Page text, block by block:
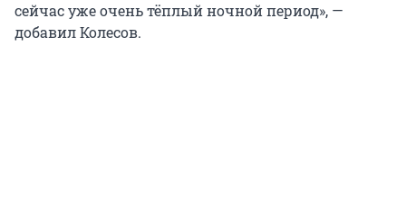
сейчас уже очень тёплый ночной период», —
добавил Колесов.